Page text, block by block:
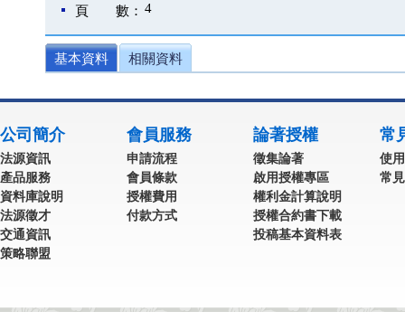
頁 數： 4
基本資料 相關資料
公司簡介
法源資訊
產品服務
資料庫說明
法源徵才
交通資訊
策略聯盟
會員服務
申請流程
會員條款
授權費用
付款方式
論著授權
徵集論著
啟用授權專區
權利金計算說明
授權合約書下載
投稿基本資料表
常
使
常